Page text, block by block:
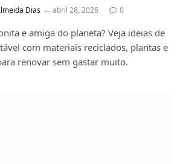
Dias abril 28, 2026 0
e amiga do planeta? Veja ideias de
com materiais reciclados, plantas e
renovar sem gastar muito.